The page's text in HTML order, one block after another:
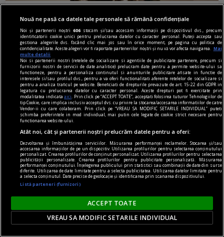
(Sub)ansambluri cognitive
Omul nu mai este, poate, măsura tuturor
lucrurilor.
centenar - eugen barbu
Cu ură și abjecție
Mă amuz și eu, dar constatativ, de un alt episod,
Nouă ne pasă ca datele tale personale să rămână confidențiale
Noi și partenerii noștri606 stocăm și/sau accesăm informații pe dispozitivul dvs., precum
identificatorii cookie unici pentru prelucrarea datelor cu caracter personal. Puteți accepta sau
gestiona alegerile dvs. făcând clic mai jos sau în orice moment, pe pagina cu politica de
confidențialitate. Aceste alegeri vor fi raportate partenerilor noștri și nu vă vor afecta navigarea.
Mai
multe detalii
Noi si partenerii nostri (retelele de socializare si agentiile de publicitate partenere, precum si
furnizorii nostri de servicii de date analitice) prelucram date pentru a permite website-ului sa
functioneze, pentru a personaliza continutul si anunturile publicitare afisate in functie de
interesele si/sau profilul dvs., pentru a va oferi functionalitati aferente retelelor de socializare si
pentru a analiza traficul pe website. Beneficiati de drepturile prevazute de art. 15-22 din GDPR in
legatura cu prelucrarea datelor cu caracter personal. Aceste drepturi pot fi exercitate prin
modalitatea indicataaici
. Prin click pe “ACCEPT TOATE”, acceptati folosirea tuturor Tehnologiilor de
tip Cookie, care implica inclusiv acceptul dvs. cu privire la stocarea/accesarea informatiilor de catre
Vendor-ii cu care colaboram. Prin click pe “VREAU SA MODIFIC SETARILE INDIVIDUAL” puteti
schimba preferintele in mod individual, mai putin cele legate de cookie strict necesare pentru
functionarea website-ului.
Atât noi, cât și partenerii noștri prelucrăm datele pentru a oferi:
Dezvoltarea și îmbunătățirea serviciilor. Măsurarea performanței reclamelor. Stocarea și/sau
accesarea informațiilor de pe un dispozitiv. Utilizarea profilurilor pentru selectarea conținutului
personalizat. Crearea profilurilor de conținut personalizat. Utilizarea profilurilor pentru selectarea
publicității personalizate. Crearea profilurilor pentru publicitate personalizată. Măsurarea
performanței conținutului. Înțelegerea publicului prin statistici sau combinații de date din surse
diferite. Utilizarea de date limitate pentru a selecta publicitatea. Utilizarea datelor limitate pentru
a selecta conținutul. Date precise de geolocație și identificarea prin scanarea dispozitivului.
Listă parteneri (furnizori)
ACCEPT TOATE
VREAU SA MODIFIC SETARILE INDIVIDUAL